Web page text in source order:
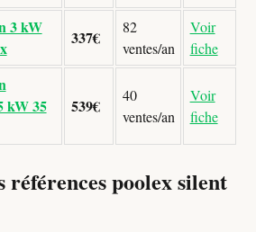
3 kW
337€
82
ventes/an
Voir
fiche
kW 35
539€
40
ventes/an
Voir
fiche
références poolex silent